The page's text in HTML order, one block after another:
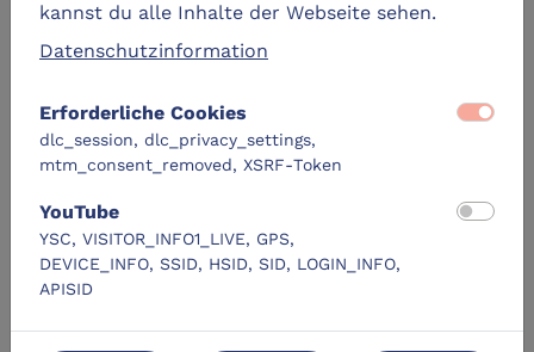
kannst du alle Inhalte der Webseite sehen.
Datenschutzinformation
Erforderliche Cookies
dlc_session, dlc_privacy_settings,
mtm_consent_removed, XSRF-Token
YouTube
YSC, VISITOR_INFO1_LIVE, GPS,
DEVICE_INFO, SSID, HSID, SID, LOGIN_INFO,
APISID
loginAnmelden
schedule 15:00 - 17:00
check_circle150 von 150 Plätzen verfügbar